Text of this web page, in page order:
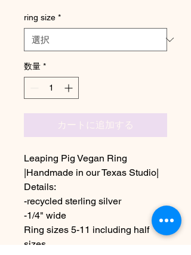
ring size *
数量 *
カートに追加する
Leaping Pig Vegan Ring
|Handmade in our Texas Studio|
Details:
-recycled sterling silver
-1/4" wide
Ring sizes 5-11 including half
sizes